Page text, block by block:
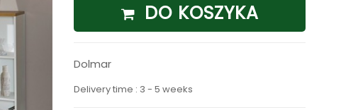
DO KOSZYKA
Dolmar
Delivery time : 3 - 5 weeks